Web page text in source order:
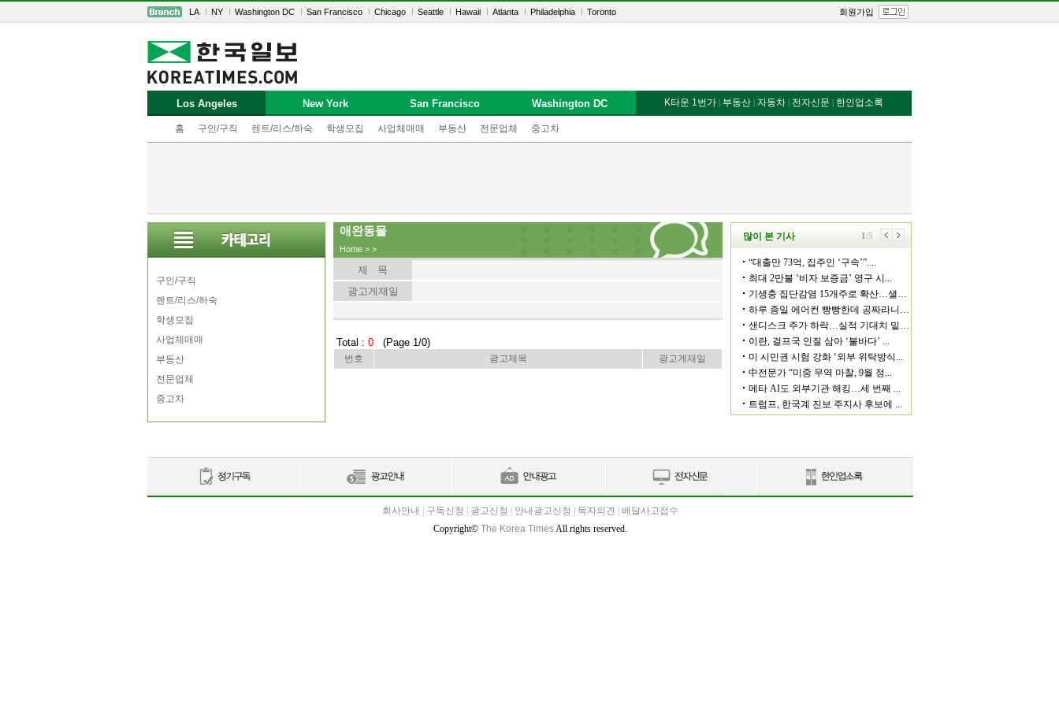
LA NY Washington DC San Francisco Chicago Seattle Hawaii Atlanta Philadelphia Toronto 회원가입
Los Angeles
홈 구인/구직 렌트/리스/하숙 학생모집 사업체매매 부동산 전문업체 중고차
New York San Francisco Washington DC K타운 1번가 | 부동산 | 자동차 | 전자신문 | 한인업소록
구인/구직
렌트/리스/하숙
학생모집
사업체매매
부동산
전문업체
중고차
애완동물
Home > >
제 목
광고게재일
Total : 0 (Page 1/0)
번호 광고제목 광고게재일
회사안내 구독신청 광고신청 안내광고신청 독자의견
배달사고접수
Copyright© The Korea TimesAll rights reserved.